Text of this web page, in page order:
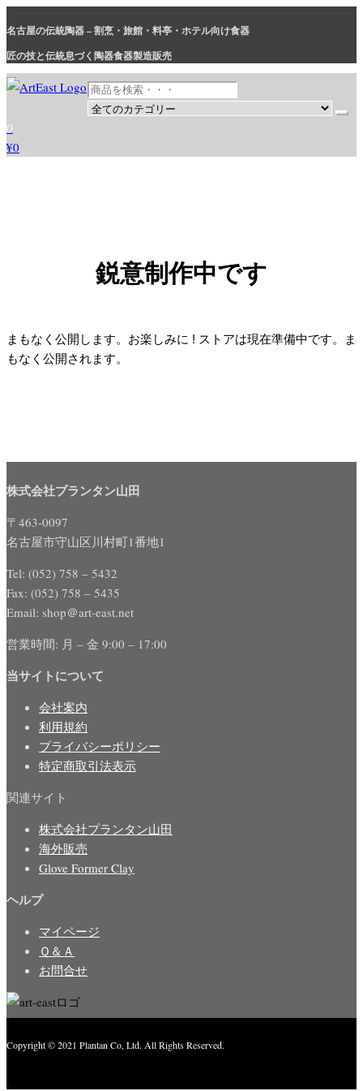
ン
テ
ン
ツ
ス
キ
名古屋の伝統陶器 – 割烹・旅館・料亭・ホテル向け食器
匠の技と伝統息づく陶器食器製造販売
和食器・洋食器通販｜割烹・旅館・料亭・ホテル等業務用卸販売
業務用から個人用まで、おしゃれでかわいい和食器・洋食器はま
とめ買いがお得です。
0
¥0
鋭意制作中です
まもなく公開します。お楽しみに ! ストアは現在準備中です。ま
もなく公開されます。
株式会社プランタン山田
〒463-0097
名古屋市守山区川村町1番地1
Tel: (052) 758 – 5432
Fax: (052) 758 – 5435
Email: shop＠art-east.net
営業時間: 月 – 金 9:00 – 17:00
当サイトについて
会社案内
利用規約
プライバシーポリシー
特定商取引法表示
関連サイト
株式会社プランタン山田
海外販売
Glove Former Clay
ヘルプ
マイページ
Ｑ＆Ａ
お問合せ
Copyright © 2021 Plantan Co, Ltd. All Rights Reserved.